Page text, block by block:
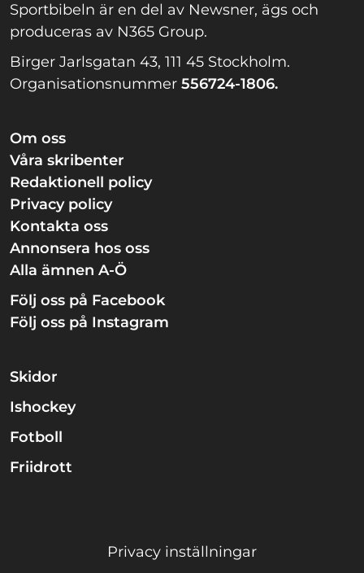
Sportbibeln är en del av Newsner, ägs och
produceras av N365 Group.
Birger Jarlsgatan 43, 111 45 Stockholm.
Organisationsnummer 556724-1806.
Om oss
Våra skribenter
Redaktionell policy
Privacy policy
Kontakta oss
Annonsera hos oss
Alla ämnen A-Ö
Följ oss på Facebook
Följ oss på Instagram
Skidor
Ishockey
Fotboll
Friidrott
Privacy inställningar